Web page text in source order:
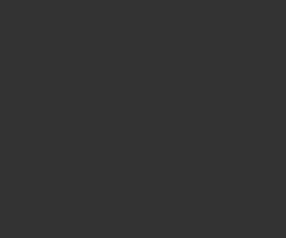
ДЛЯ ЛИЦА HEAVENLY SIXTEEN